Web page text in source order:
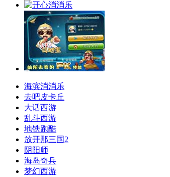
海滨消消乐
去吧皮卡丘
大话西游
乱斗西游
地铁跑酷
放开那三国2
阴阳师
海岛奇兵
梦幻西游